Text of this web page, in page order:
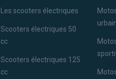
Les scooters électriques
Scooters électriques 50
cc
Scooters électriques 125
cc